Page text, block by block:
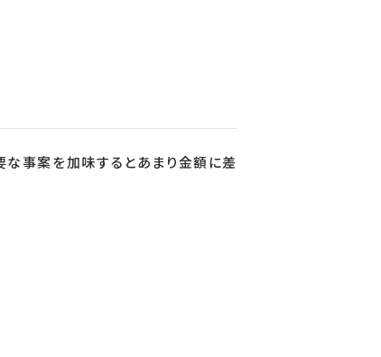
な事案を加味するとあまり金額に差